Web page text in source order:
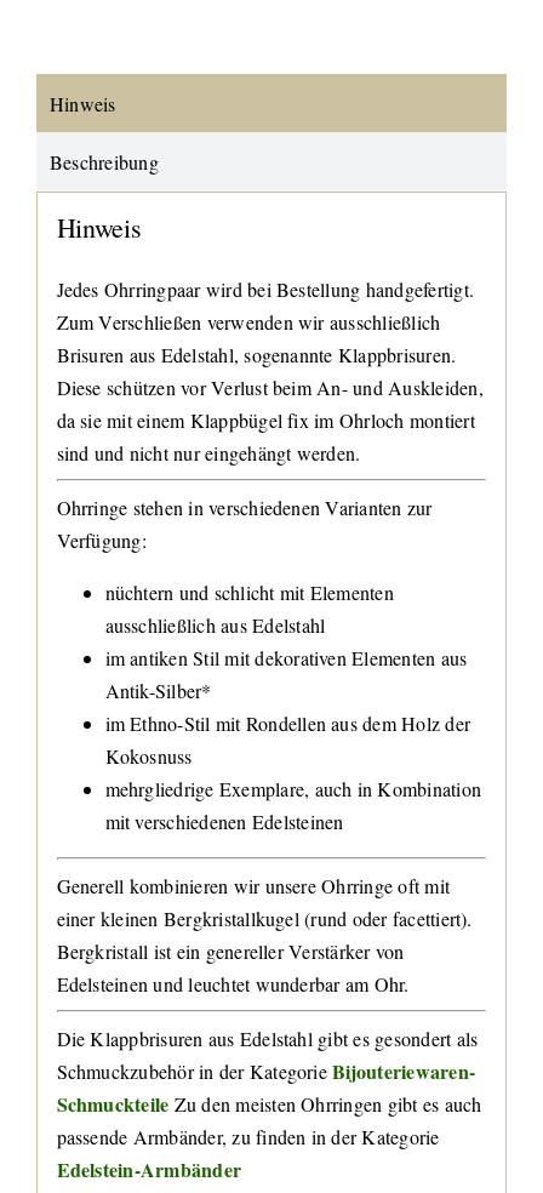
Hinweis
Beschreibung
Hinweis
Jedes Ohrringpaar wird bei Bestellung handgefertigt.
Zum Verschließen verwenden wir ausschließlich
Brisuren aus Edelstahl, sogenannte Klappbrisuren.
Diese schützen vor Verlust beim An- und Auskleiden,
da sie mit einem Klappbügel fix im Ohrloch montiert
sind und nicht nur eingehängt werden.
Ohrringe stehen in verschiedenen Varianten zur
Verfügung:
nüchtern und schlicht mit Elementen
ausschließlich aus Edelstahl
im antiken Stil mit dekorativen Elementen aus
Antik-Silber*
im Ethno-Stil mit Rondellen aus dem Holz der
Kokosnuss
mehrgliedrige Exemplare, auch in Kombination
mit verschiedenen Edelsteinen
Generell kombinieren wir unsere Ohrringe oft mit
einer kleinen Bergkristallkugel (rund oder facettiert).
Bergkristall ist ein genereller Verstärker von
Edelsteinen und leuchtet wunderbar am Ohr.
Die Klappbrisuren aus Edelstahl gibt es gesondert als
Schmuckzubehör in der KategorieBijouteriewaren-
Schmuckteile Zu den meisten Ohrringen gibt es auch
passende Armbänder, zu finden in der Kategorie
Edelstein-Armbänder